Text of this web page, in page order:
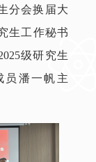
分会换届大
生工作秘书
级研究生
员潘一帆主